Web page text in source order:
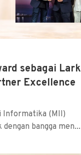
sebagai Lark
Excellence
Informatika (MII)
bangga men...